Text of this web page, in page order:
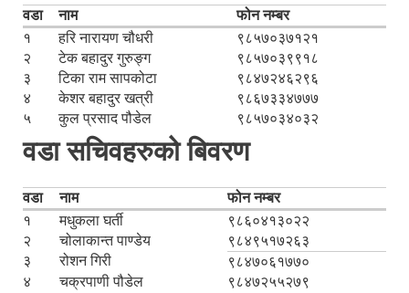
वडा नाम
फोन नम्बर
१
हरि नारायण चौधरी
९८५७०३७१२१
२
टेक बहादुर गुरुङ्ग
९८५७०३९९१८
३
टिका राम सापकोटा
९८४७२४६२९६
४
केशर बहादुर खत्री
९८६७३३४७७७
५
कुल प्रसाद पौडेल ९८५७०३४०३२
वडा सचिवहरुको बिवरण
वडा नाम
फोन नम्बर
१
मधुकला घर्ती
९८६०४१३०२२
२
चोलाकान्त पाण्डेय
९८४९५१७२६३
३
रोशन गिरी
९८४७०६१७७०
४
चक्रपाणी पौडेल
९८४७२५५२७९